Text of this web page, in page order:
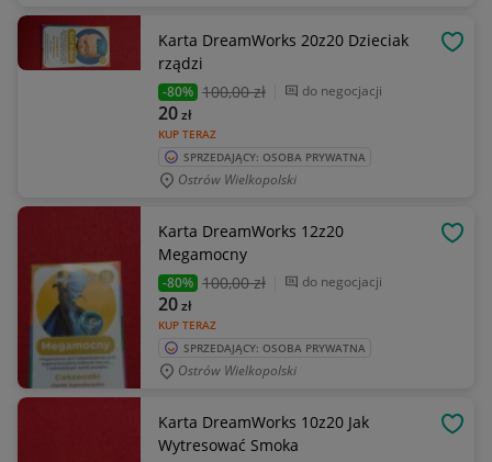
Karta DreamWorks 20z20 Dzieciak
rządzi
-80% 100,00 zł do negocjacji
KUP TERAZ
20zł
SPRZEDAJĄCY: OSOBA PRYWATNA
Ostrów Wielkopolski
Karta DreamWorks 12z20
Megamocny
-80% 100,00 zł do negocjacji
KUP TERAZ
20zł
SPRZEDAJĄCY: OSOBA PRYWATNA
Ostrów Wielkopolski
Karta DreamWorks 10z20 Jak
Wytresować Smoka